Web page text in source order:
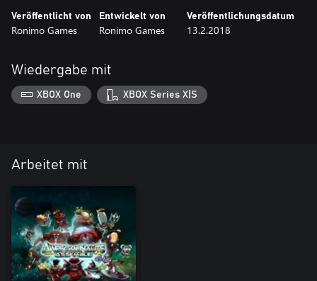
Veröffentlicht von
Ronimo Games
Entwickelt von
Ronimo Games
Veröffentlichungsdatum
13.2.2018
Wiedergabe mit
XBOX One XBOX Series X|S
Arbeitet mit